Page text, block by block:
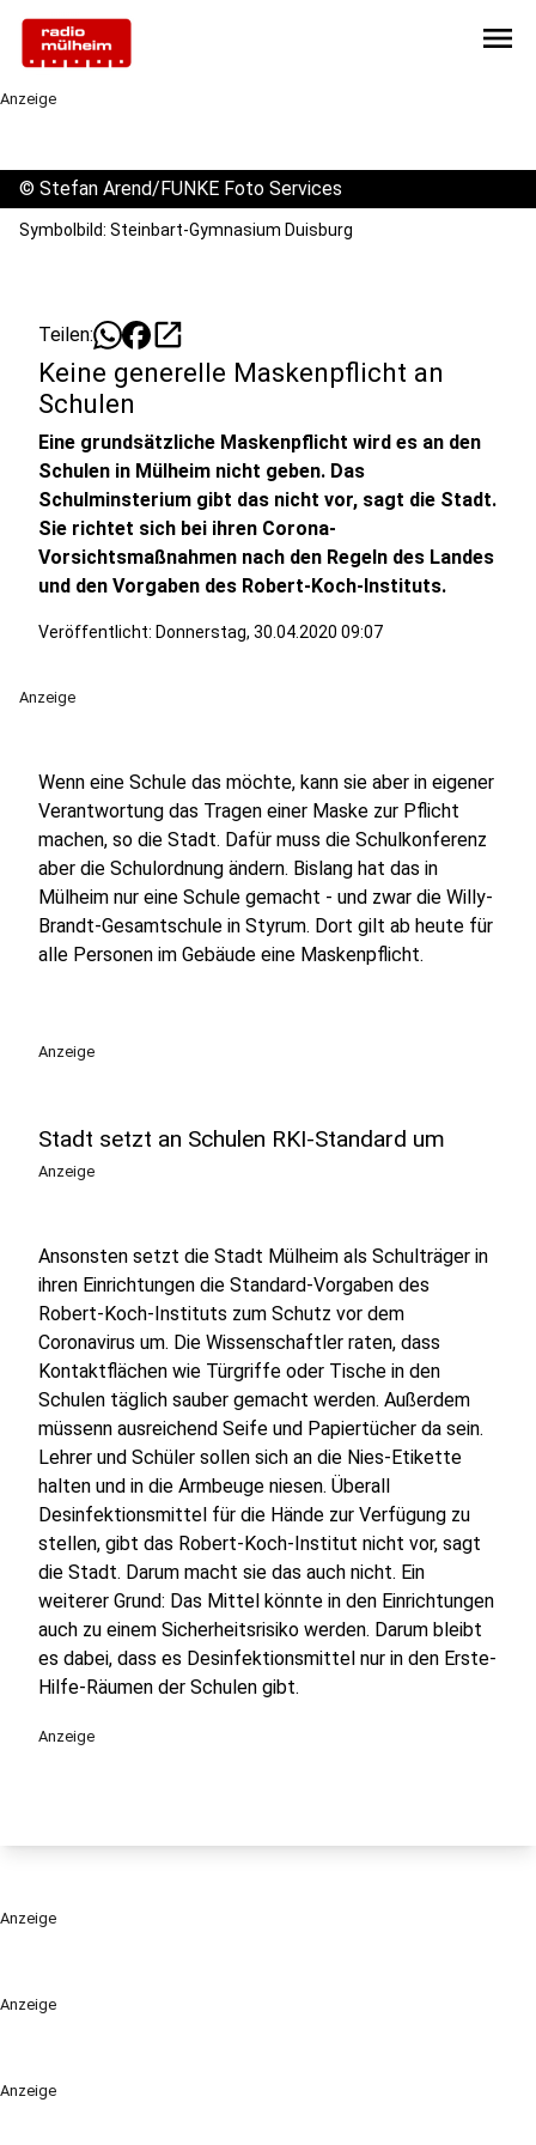
menu
Anzeige
Anzeige
Anzeige
© Stefan Arend/FUNKE Foto Services
Symbolbild: Steinbart-Gymnasium Duisburg
Teilen: open_in_new
Keine generelle Maskenpflicht an
Schulen
Eine grundsätzliche Maskenpflicht wird es an den
Schulen in Mülheim nicht geben. Das
Schulminsterium gibt das nicht vor, sagt die Stadt.
Sie richtet sich bei ihren Corona-
Vorsichtsmaßnahmen nach den Regeln des Landes
und den Vorgaben des Robert-Koch-Instituts.
Veröffentlicht: Donnerstag, 30.04.2020 09:07
Anzeige
Wenn eine Schule das möchte, kann sie aber in eigener
Verantwortung das Tragen einer Maske zur Pflicht
machen, so die Stadt. Dafür muss die Schulkonferenz
aber die Schulordnung ändern. Bislang hat das in
Mülheim nur eine Schule gemacht - und zwar die Willy-
Brandt-Gesamtschule in Styrum. Dort gilt ab heute für
alle Personen im Gebäude eine Maskenpflicht.
Anzeige
Stadt setzt an Schulen RKI-Standard um
Anzeige
Ansonsten setzt die Stadt Mülheim als Schulträger in
ihren Einrichtungen die Standard-Vorgaben des
Robert-Koch-Instituts zum Schutz vor dem
Coronavirus um. Die Wissenschaftler raten, dass
Kontaktflächen wie Türgriffe oder Tische in den
Schulen täglich sauber gemacht werden. Außerdem
müssenn ausreichend Seife und Papiertücher da sein.
Lehrer und Schüler sollen sich an die Nies-Etikette
halten und in die Armbeuge niesen. Überall
Desinfektionsmittel für die Hände zur Verfügung zu
stellen, gibt das Robert-Koch-Institut nicht vor, sagt
die Stadt. Darum macht sie das auch nicht. Ein
weiterer Grund: Das Mittel könnte in den Einrichtungen
auch zu einem Sicherheitsrisiko werden. Darum bleibt
es dabei, dass es Desinfektionsmittel nur in den Erste-
Hilfe-Räumen der Schulen gibt.
Anzeige
Anzeige